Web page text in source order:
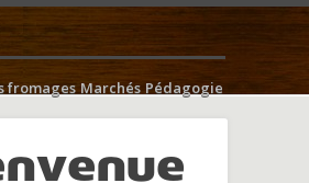
fromages Marchés Pédagogie